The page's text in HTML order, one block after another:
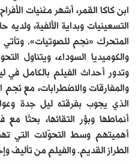
ابن كاكا القمر، أشهر مغنيات
التسعينيات وبداية الألفية،
المتحرك «نجم للصوتيات». وتأتي
والكوميديا السوداء، ويتناول
وتدور أحداث الفيلم بالكامل في
والمفارقات والاضطرابات، مع
الذي يجوب بفرقته ليل جدة
أنماطها وبؤر التقائها، بحثًا مع
أهميتهم وسط التحوّلات التي
الطراز القديم. والفيلم من تأليف